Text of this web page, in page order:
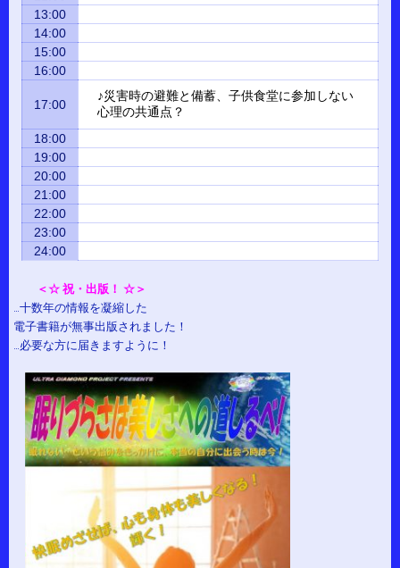
13:00
14:00
15:00
16:00
17:00
♪災害時の避難と備蓄、子供食堂に参加しない
心理の共通点？
18:00
19:00
20:00
21:00
22:00
23:00
24:00
＜☆ 祝・出版！ ☆＞
…十数年の情報を凝縮した
電子書籍が無事出版されました！
…必要な方に届きますように！